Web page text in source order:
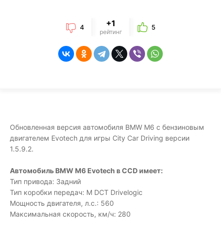
4 +1
рейтинг
5
Обновленная версия автомобиля BMW M6 с бензиновым
двигателем Evotech для игры City Car Driving версии
1.5.9.2.
Автомобиль BMW M6 Evotech в CCD имеет:
Тип привода: Задний
Тип коробки передач: M DCT Drivelogic
Мощность двигателя, л.с.: 560
Максимальная скорость, км/ч: 280